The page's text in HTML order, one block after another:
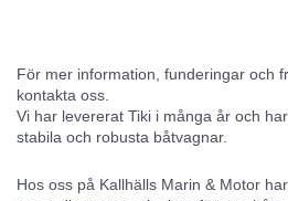
För mer information, funderingar och
kontakta oss.
Vi har levererat Tiki i många år och
stabila och robusta båtvagnar.
Hos oss på Kallhälls Marin & Motor